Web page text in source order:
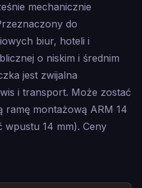
mechanicznie
do
biur, hoteli i
o niskim i średnim
jest zwijalna
i transport. Może zostać
ramę montażową ARM 14
wpustu 14 mm). Ceny